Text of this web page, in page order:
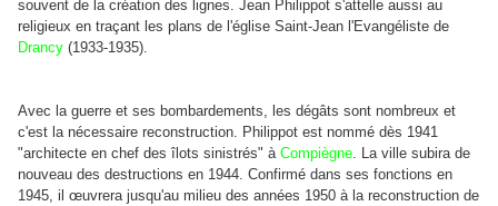
souvent de la création des lignes. Jean Philippot s'attelle aussi au
religieux en traçant les plans de l'église Saint-Jean l'Evangéliste de
Drancy (1933-1935).
Avec la guerre et ses bombardements, les dégâts sont nombreux et
c'est la nécessaire reconstruction. Philippot est nommé dès 1941
"architecte en chef des îlots sinistrés" à Compiègne. La ville subira de
nouveau des destructions en 1944. Confirmé dans ses fonctions en
1945, il œuvrera jusqu'au milieu des années 1950 à la reconstruction de